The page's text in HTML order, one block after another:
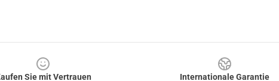
Sie mit Vertrauen
Internationale Garantie